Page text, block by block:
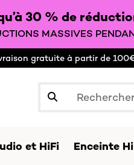
30 % de
MASSIVES
gratuite à partir de
et HiFi Enceinte